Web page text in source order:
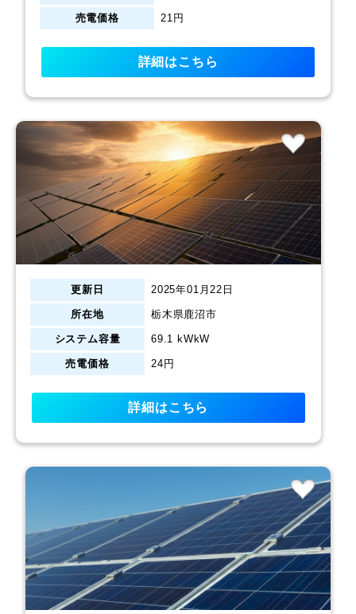
売電価格 21円
詳細はこちら
更新日 2025年01月22日
所在地 栃木県鹿沼市
システム容量 69.1 kWkW
売電価格 24円
詳細はこちら